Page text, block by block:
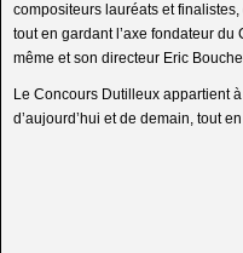
compositeurs lauréats et
tout en gardant l’axe fondateur
même et son directeur Eric
Le Concours Dutilleux appartient
d’aujourd’hui et de demain, tout